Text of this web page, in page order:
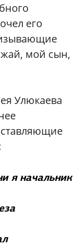
его
мой сын,
Улюкаева
я начальник